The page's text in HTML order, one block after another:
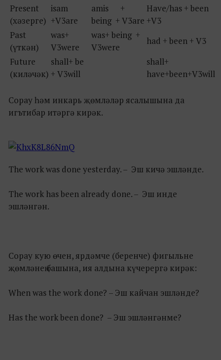
Present
(хәзерге)
isam
+V3are
amis +
being + V3are
Have/has + been
+V3
Past
(үткән)
was+
V3were
was+ being +
V3were
had + been + V3
Future
(киләчәк)
shall+ be
+ V3will
shall+
have+been+V3will
Сорау һәм инкарь җөмләләр ясалышына да
игътибар итәргә кирәк.
The work was done yesterday. – Эш кичә эшләнде.
The work has been already done. – Эш инде
эшләнгән.
Сорау кую өчен, ярдәмче (беренче) фигыльне
җөмләнең башына, ия алдына күчерергә кирәк:
When was the work done? – Эш кайчан эшләнде?
Has the work been done? – Эш эшләнгәнме?